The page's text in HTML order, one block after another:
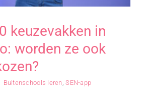
keuzevakken in
worden ze ook
Buitenschools leren ,SEN-app